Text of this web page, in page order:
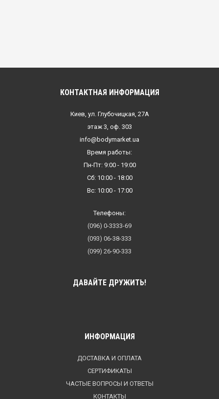
КОНТАКТНАЯ ИНФОРМАЦИЯ
Киев, ул. Глубочицкая, 27А
этаж 3, оф. 303
info@bodymarket.ua
Время работы:
Пн-Пт: 9:00 - 19:00
Сб: 10:00 - 18:00
Вс: 10:00 - 17:00
Телефоны:
(096) 0-3333-69
(093) 06-38-333
(099) 26-90-333
ДАВАЙТЕ ДРУЖИТЬ!
ИНФОРМАЦИЯ
ДОСТАВКА И ОПЛАТА
СЕРТИФИКАТЫ
ЧАСТЫЕ ВОПРОСЫ И ОТВЕТЫ
КОНТАКТЫ